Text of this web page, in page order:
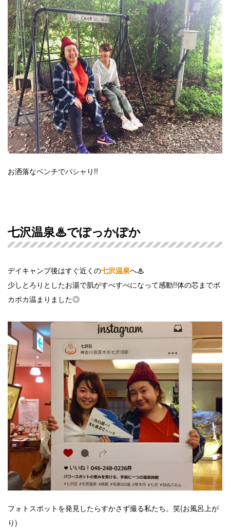
お洒落なベンチでパシャり!!
七沢温泉♨︎でぽっかぽか
デイキャンプ後はすぐ近くの七沢温泉へ♨︎
少しとろりとしたお湯で肌がすべすべになって感動!!体の芯までポ
カポカ温まりました◎
フォトスポットを発見したらすかさず撮る私たち。笑(お風呂上が
り)